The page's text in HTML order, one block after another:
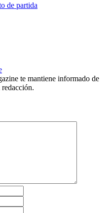
de partida
te mantiene informado de
redacción.